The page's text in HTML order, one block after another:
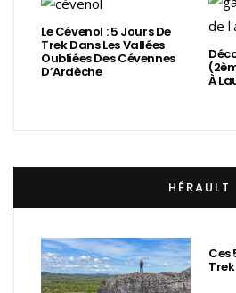
Le Cévenol : 5 Jours De
Trek Dans Les Vallées
Oubliées Des Cévennes
D’Ardèche
À
HÉRAULT
Ces